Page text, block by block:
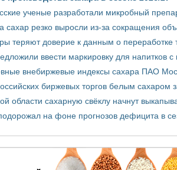
ученые разработали микробный
сахар резко выросли из-за сокращения
теряют доверие к данным о переработке
ввести маркировку для напитков
внебиржевые индексы сахара ПАО
биржевых торгов белым сахаром
области сахарную свёклу начнут
на фоне прогнозов дефицита в